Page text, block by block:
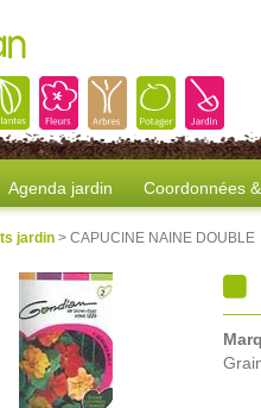
Agenda jardin Coordonnées
jardin > CAPUCINE NAINE DOUBLE